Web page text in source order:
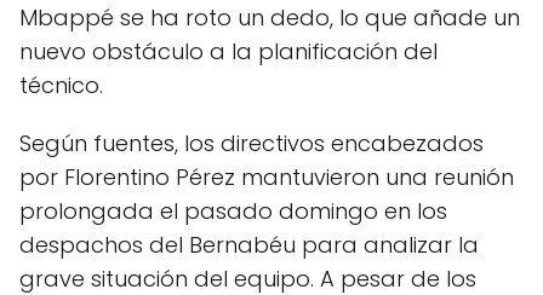
Mbappé se ha roto un dedo, lo que añade un
nuevo obstáculo a la planificación del
técnico.
Según fuentes, los directivos encabezados
por Florentino Pérez mantuvieron una reunión
prolongada el pasado domingo en los
despachos del Bernabéu para analizar la
grave situación del equipo. A pesar de los